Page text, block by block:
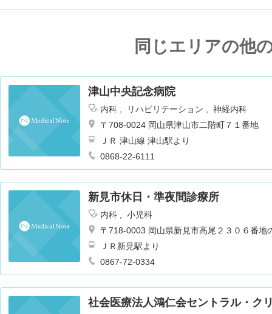
同じエリアの他
津山中央記念病院
内科 リハビリテーション
神経内科
〒708-0024 岡山県津山市二階町７１番地
ＪＲ 津山線 津山駅より
0868-22-6111
新見市休日・準夜間診療所
内科
小児科
〒718-0003 岡山県新見市高尾２３０６番地
ＪＲ新見駅より
0867-72-0334
社会医療法人鴻仁会セントラル・ク